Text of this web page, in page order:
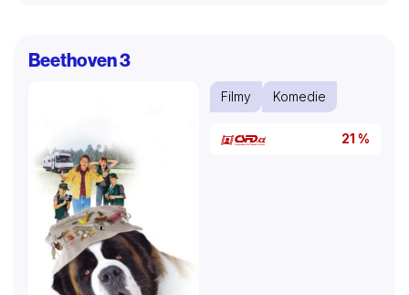
se a dostanou se do maléru…
Beethoven 3
Filmy Komedie
21 %